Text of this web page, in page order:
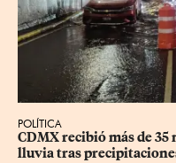
POLÍTICA
CDMX recibió más de
lluvia tras